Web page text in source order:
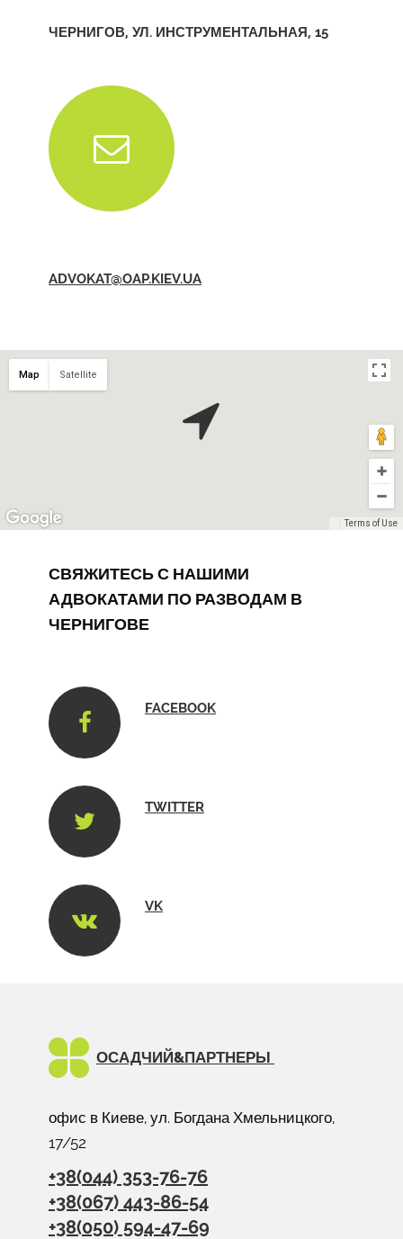
ЧЕРНИГОВ, УЛ. ИНСТРУМЕНТАЛЬНАЯ, 15
ADVOKAT@OAP.KIEV.UA
Terms of Use
Map Satellite
СВЯЖИТЕСЬ С НАШИМИ
АДВОКАТАМИ ПО РАЗВОДАМ В
ЧЕРНИГОВЕ
FACEBOOK
TWITTER
VK
ОСАДЧИЙ&ПАРТНЕРЫ
офис в Киеве, ул. Богдана Хмельницкого,
17/52
+38(044) 353-76-76
+38(067) 443-86-54
+38(050) 594-47-69